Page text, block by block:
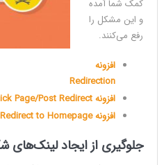
کمک شما آمده
و این مشکل را
رفع می‌کنند.
افزونه
Redirection
افزونه Quick Page/Post Redirect
افزونه All 404 Redirect to Homepage
جلوگیری از ایجاد لینک‌های